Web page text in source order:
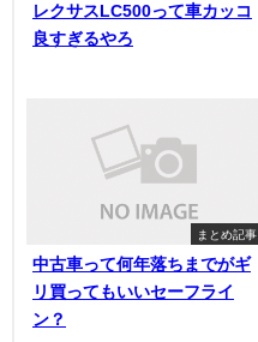
レクサスLC500って車カッコ
良すぎるやろ
まとめ記事
中古車って何年落ちまでがギ
リ買ってもいいセーフライ
ン？